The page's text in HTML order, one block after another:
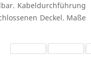
Kabeldurchführung
Deckel. Maße